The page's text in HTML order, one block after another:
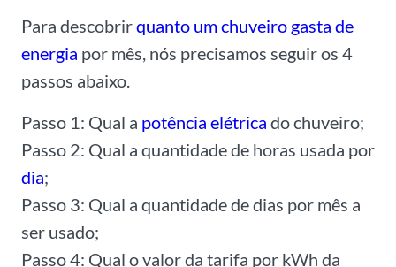
Para descobrirquanto um chuveiro gasta de
energia por mês, nós precisamos seguir os 4
passos abaixo.
Passo 1: Qual a potência elétrica do chuveiro;
Passo 2: Qual a quantidade de horas usada por
dia;
Passo 3: Qual a quantidade de dias por mês a
ser usado;
Passo 4: Qual o valor da tarifa por kWh da